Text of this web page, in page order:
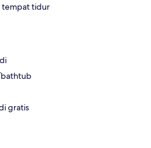
tempat tidur
bathtub
gratis